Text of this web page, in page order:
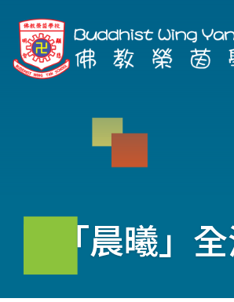
移至主內容
「晨曦」